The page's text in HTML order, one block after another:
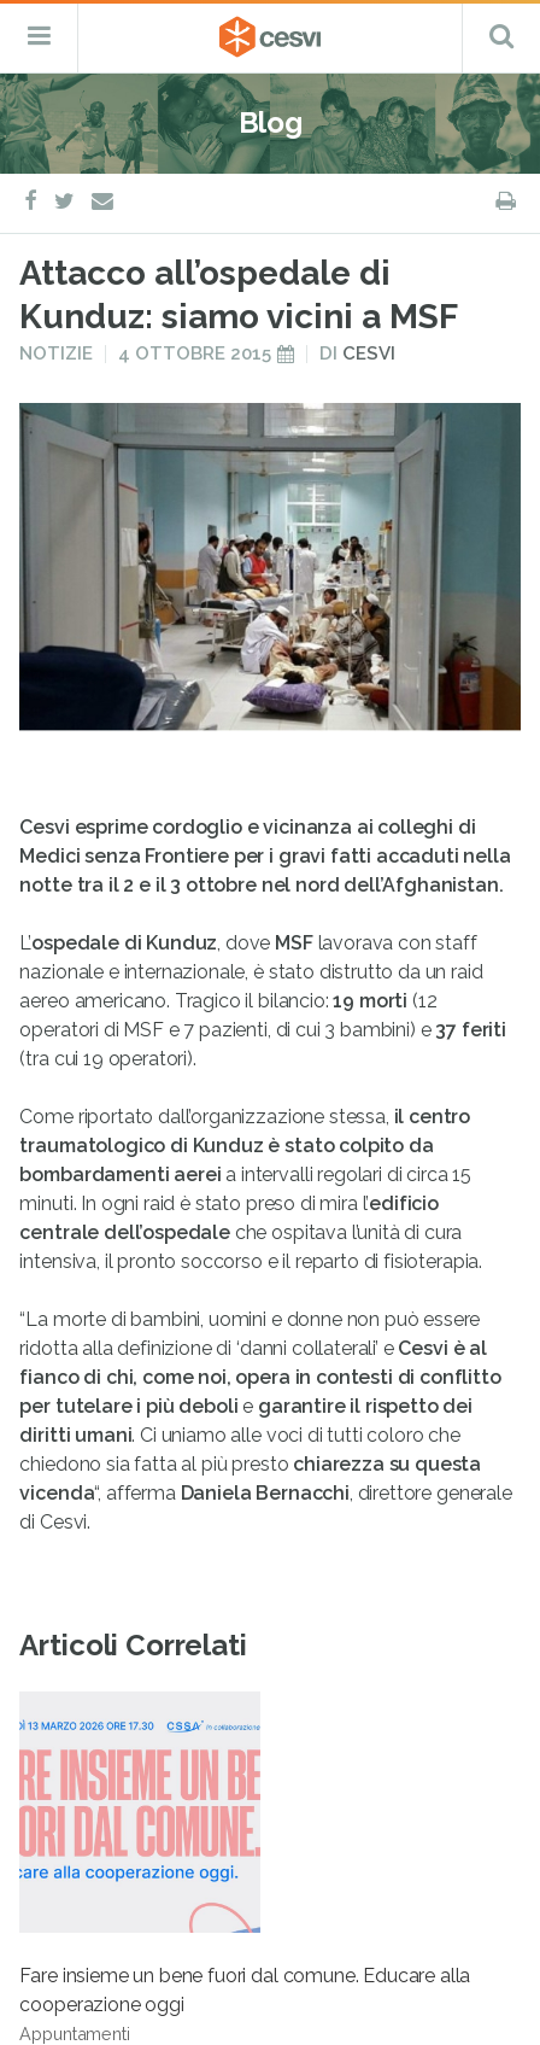
Salta
al
contenuto
CESVI
Fondazione
–
ETS
Cooperazione,
Emergenza
e
Sviluppo
Menu
Blog
facebook
twitter
e-
mail
Attacco all’ospedale di
Kunduz: siamo vicini a MSF
PUBBLICATO
NOTIZIE
PUBBLICATO
IL
4 OTTOBRE 2015 DI CESVI
Cesvi esprime cordoglio e vicinanza ai colleghi di
Medici senza Frontiere per i gravi fatti accaduti nella
notte tra il 2 e il 3 ottobre nel nord dell’Afghanistan.
L’ospedale di Kunduz, dove MSFlavorava con staff
nazionale e internazionale, è stato distrutto da un raid
aereo americano. Tragico il bilancio:19 morti (12
operatori di MSF e 7 pazienti, di cui 3 bambini) e 37 feriti
(tra cui 19 operatori).
Come riportato dall’organizzazione stessa, il centro
traumatologico di Kunduz è stato colpito da
bombardamenti aerei a intervalli regolari di circa 15
minuti. In ogni raid è stato preso di mira l’edificio
centrale dell’ospedaleche ospitava l’unità di cura
intensiva, il pronto soccorso e il reparto di fisioterapia.
“La morte di bambini, uomini e donne non può essere
ridotta alla definizione di ‘danni collaterali’ e Cesvi è al
fianco di chi, come noi, opera in contesti di conflitto
per tutelare i più deboli e garantire il rispetto dei
diritti umani. Ci uniamo alle voci di tutti coloro che
chiedono sia fatta al più presto chiarezza su questa
vicenda“, afferma Daniela Bernacchi, direttore generale
di Cesvi.
Articoli Correlati
Fare insieme un bene fuori dal comune. Educare alla
cooperazione oggi
Appuntamenti